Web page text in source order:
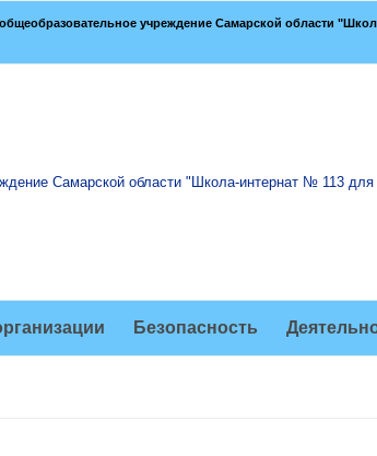
учреждение Самарской области
Безопасность